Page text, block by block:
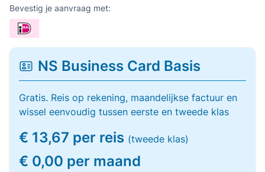
Bevestig je aanvraag met:
NS Business Card Basis
Gratis. Reis op rekening, maandelijkse factuur en
wissel eenvoudig tussen eerste en tweede klas
€ 13,67 per reis (tweede klas)
€ 0,00 per maand